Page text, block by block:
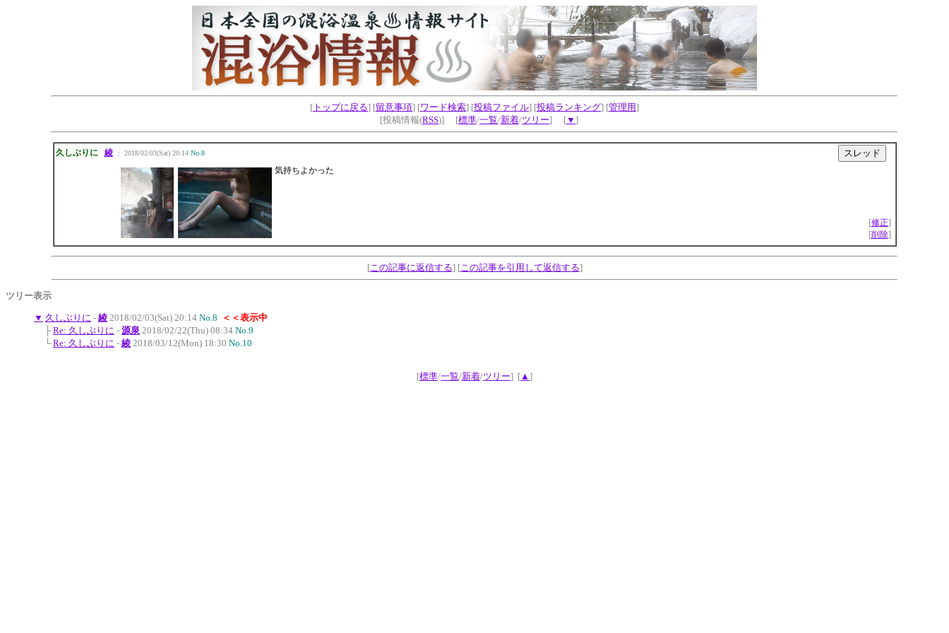
[ トップに戻る] [留意事項] [ワード検索] [投稿ファイル] [投稿ランキング] [管理用]
[投稿情報(RSS)] [標準/一覧/新着/ツリー] [▼ ]
久しぶりに 綾： 2018/02/03(Sat) 20:14 No.8
気持ちよかった
[修正]
[削除]
[この記事に返信する] [この記事を引用して返信する]
ツリー表示
▼ 久しぶりに - 綾 2018/02/03(Sat) 20:14 No.8
＜＜表示中
├Re: 久しぶりに - 源泉 2018/02/22(Thu) 08:34 No.9
└Re: 久しぶりに - 綾 2018/03/12(Mon) 18:30 No.10
[標準/一覧/新着/ツリー] [ ▲ ]